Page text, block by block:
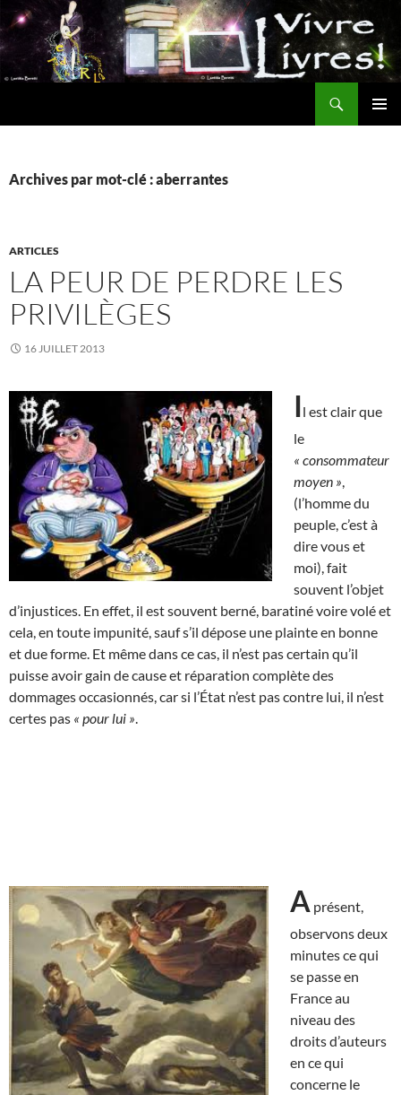
Aller
au
contenu
Archives par mot-clé : aberrantes
ARTICLES
LA PEUR DE PERDRE LES
PRIVILÈGES
16 JUILLET 2013
Il est clair que
le
« consommateur
moyen »
(l’homme du
peuple, c’est à
dire vous et
moi), fait
souvent l’objet
d’injustices. En effet, il est souvent berné, baratiné voire volé et
cela, en toute impunité, sauf s’il dépose une plainte en bonne
et due forme. Et même dans ce cas, il n’est pas certain qu’il
puisse avoir gain de cause et réparation complète des
dommages occasionnés, car si l’État n’est pas contre lui, il n’est
certes pas « pour lui »
A présent,
observons deux
minutes ce qui
se passe en
France au
niveau des
droits d’auteurs
en ce qui
concerne le